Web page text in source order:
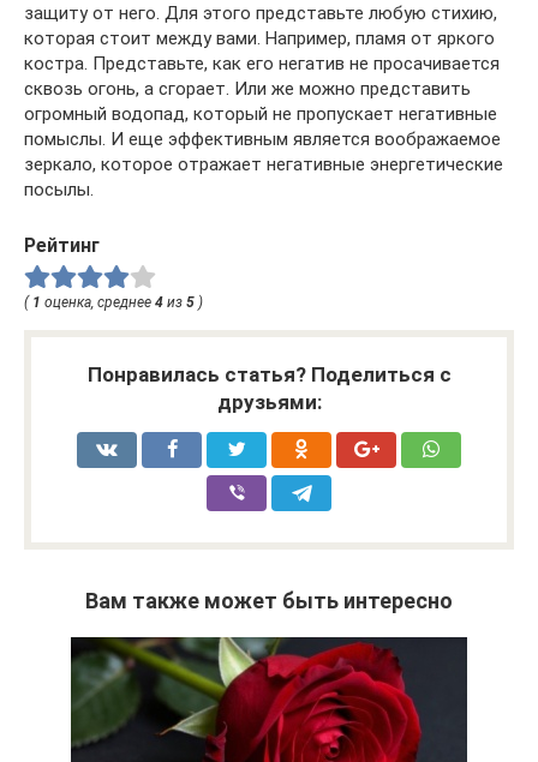
защиту от него. Для этого представьте любую стихию,
которая стоит между вами. Например, пламя от яркого
костра. Представьте, как его негатив не просачивается
сквозь огонь, а сгорает. Или же можно представить
огромный водопад, который не пропускает негативные
помыслы. И еще эффективным является воображаемое
зеркало, которое отражает негативные энергетические
посылы.
Рейтинг
( 1 оценка, среднее 4 из 5 )
Понравилась статья? Поделиться с
друзьями:
Вам также может быть интересно